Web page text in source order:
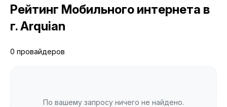
Рейтинг Мобильного интернета в
г. Arquian
0 провайдеров
По вашему запросу ничего не найдено.